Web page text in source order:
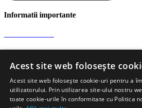
Informatii importante
Informatii de contact
Acest site web folosește
Acest site web folosește cookie-uri pentru a
utilizatorului. Prin utilizarea site-ului nostru
toate cookie-urile în conformitate cu Politica